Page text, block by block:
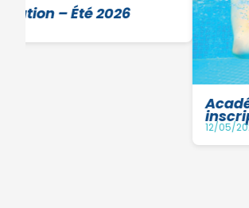
Académie du savoir
inscriptions 2026/2027